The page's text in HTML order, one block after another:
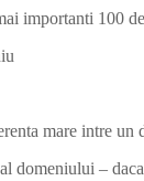
importanti 100
mare intre
domeniului –